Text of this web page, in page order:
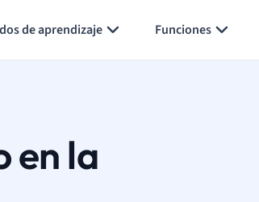
de aprendizaje Funciones
en la